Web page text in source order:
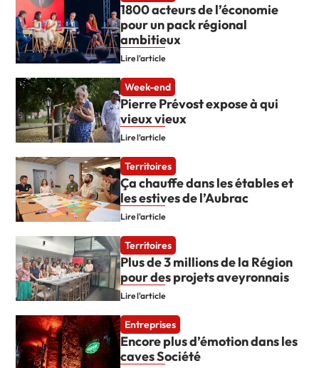
1800 acteurs de l’économie
pour un pack régional
ambitieux
Lire l'article
Week-end
Pierre Prévost expose à qui
vieux vieux
Lire l'article
Territoires
Ça chauffe dans les étables et
les estives de l’Aubrac
Lire l'article
Territoires
Plus de 3 millions de la Région
pour des projets aveyronnais
Lire l'article
Entreprises
Encore plus d’émotion dans les
caves Société